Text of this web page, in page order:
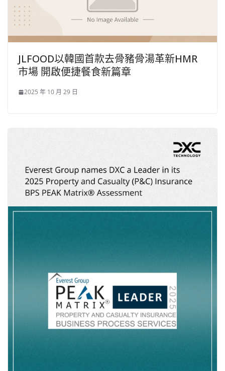
JLFOOD以韓國首款去骨豬骨湯革新HMR
市場 開啟便捷餐食新篇章
2025 年 10 月 29 日